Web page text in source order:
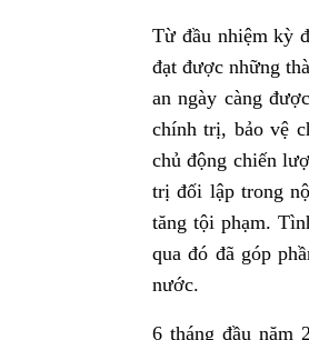
Từ đầu nhiệm kỳ
đạt được những
an ngày càng
chính trị, bảo vệ
chủ động chiến
trị đối lập trong
tăng tội phạm.
qua đó đã góp
nước.
6 tháng đầu năm